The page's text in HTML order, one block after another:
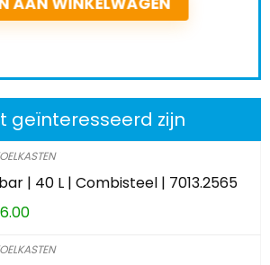
geïnteresseerd zijn
| 40 L | Combisteel | 7013.2565